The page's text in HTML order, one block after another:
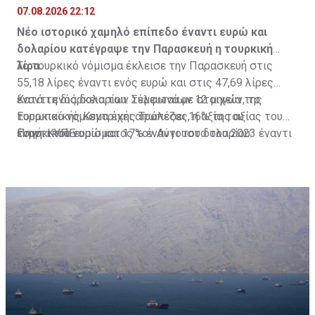
07.08.2026 22:12
Νέο ιστορικό χαμηλό επίπεδο έναντι ευρώ και
δολαρίου κατέγραψε την Παρασκευή η τουρκική
λίρα.
Το τουρκικό νόμισμα έκλεισε την Παρασκευή στις
55,18 λίρες έναντι ενός ευρώ και στις 47,69 λίρες
έναντι ενός δολαρίου. Σύμφωνα με στοιχεία της
Ευρωπαϊκής Κεντρικής Τράπεζας, η αξία του
τουρκικού νομίσματος τον Αύγουστο του 2023 έναντι
Κατά τη διάρκεια των τελευταίων 12 μηνών, το
τουρκικό νόμισμα έχει απωλέσει 16% της αξίας του
έναντι του ευρώ και 17% έναντι του δολαρίου.
Πηγή: ΚΥΠΕ